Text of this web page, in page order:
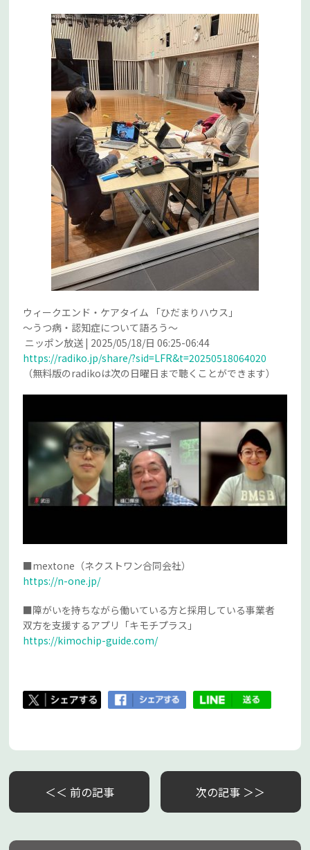
ウィークエンド・ケアタイム 「ひだまりハウス」
～うつ病・認知症について語ろう～
ニッポン放送 | 2025/05/18/日 06:25-06:44
https://radiko.jp/share/?sid=LFR&t=20250518064020
（無料版のradikoは次の日曜日まで聴くことができます）
■mextone（ネクストワン合同会社）
https://n-one.jp/
■障がいを持ちながら働いている方と採用している事業者
双方を支援するアプリ「キモチプラス」
https://kimochip-guide.com/
＜＜ 前の記事 次の記事 ＞＞